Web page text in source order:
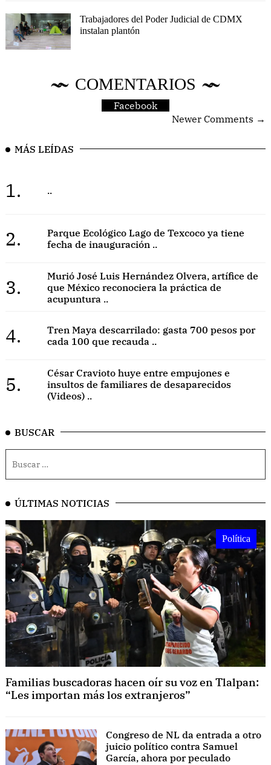
Trabajadores del Poder Judicial de CDMX
instalan plantón
COMENTARIOS
Facebook
Newer Comments →
MÁS LEÍDAS
1. ..
2.
Parque Ecológico Lago de Texcoco ya tiene
fecha de inauguración ..
3.
Murió José Luis Hernández Olvera, artífice de
que México reconociera la práctica de
acupuntura ..
4.
Tren Maya descarrilado: gasta 700 pesos por
cada 100 que recauda ..
5.
César Cravioto huye entre empujones e
insultos de familiares de desaparecidos
(Videos) ..
BUSCAR
ÚLTIMAS NOTICIAS
Política
Familias buscadoras hacen oír su voz en Tlalpan:
“Les importan más los extranjeros”
Congreso de NL da entrada a otro
juicio político contra Samuel
García, ahora por peculado